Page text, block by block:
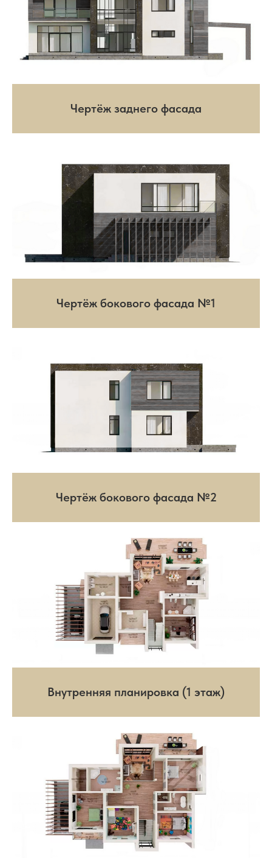
Чертёж заднего фасада
Чертёж бокового фасада №1
Чертёж бокового фасада №2
Внутренняя планировка (1 этаж)
ОТЗЫВЫ